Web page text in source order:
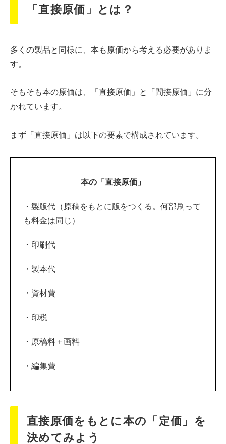
「直接原価」とは？
多くの製品と同様に、本も原価から考える必要がありま
す。
そもそも本の原価は、「直接原価」と「間接原価」に分
かれています。
まず「直接原価」は以下の要素で構成されています。
本の「直接原価」
・製版代（原稿をもとに版をつくる。何部刷って
も料金は同じ）
・印刷代
・製本代
・資材費
・印税
・原稿料＋画料
・編集費
直接原価をもとに本の「定価」を
決めてみよう